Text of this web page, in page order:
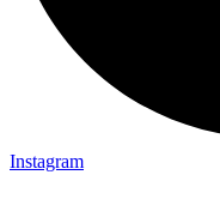
Instagram